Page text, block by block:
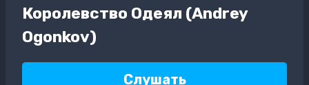
Королевство Одеял (Andrey
Ogonkov)
Слушать